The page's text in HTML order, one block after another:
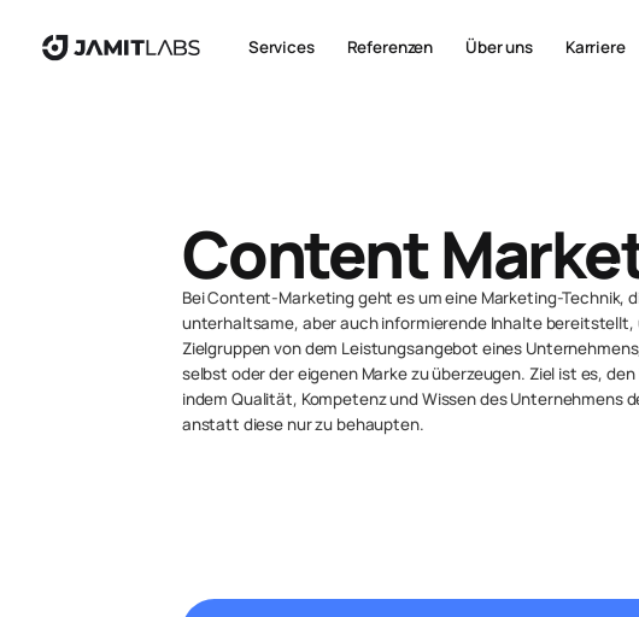
Services Referenzen Über uns Karriere
Content
Bei Content-Marketing geht es um eine Marketing-Technik,
unterhaltsame, aber auch informierende Inhalte bereitstellt,
Zielgruppen von dem Leistungsangebot eines
selbst oder der eigenen Marke zu überzeugen. Ziel ist es,
indem Qualität, Kompetenz und Wissen des Unternehmens
anstatt diese nur zu behaupten.